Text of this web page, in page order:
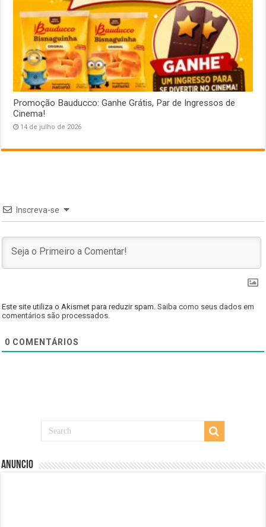
Promoção Bauducco: Ganhe Grátis, Par de Ingressos de
Cinema!
14 de julho de 2026
Inscreva-se
Este site utiliza o Akismet para reduzir spam.Saiba como seus dados em
comentários são processados.
0 COMENTÁRIOS
Anuncio